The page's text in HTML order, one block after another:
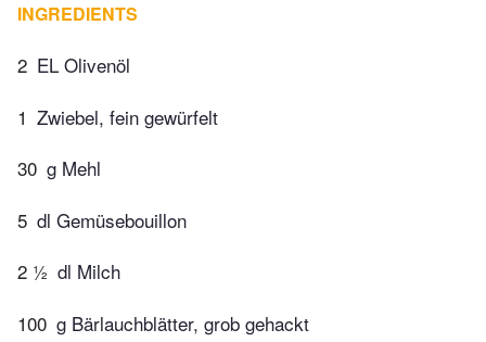
INGREDIENTS
2 EL Olivenöl
1 Zwiebel, fein gewürfelt
30 g Mehl
5 dl Gemüsebouillon
2 ½ dl Milch
100 g Bärlauchblätter, grob gehackt